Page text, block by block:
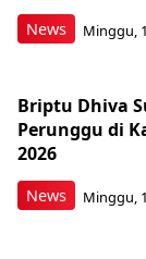
News Minggu,
News
Briptu Dhiva
Perunggu di
2026
Minggu,